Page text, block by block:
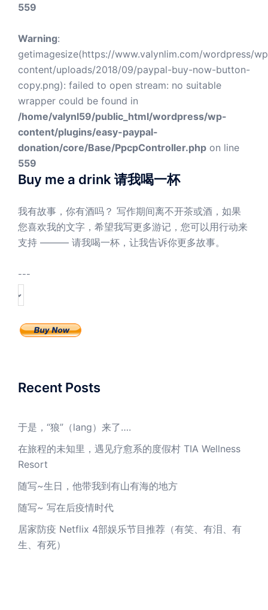
559
Warning:
getimagesize(https://www.valynlim.com/wordpress/
content/uploads/2018/09/paypal-buy-now-button-
copy.png): failed to open stream: no suitable
wrapper could be found in
/home/valynl59/public_html/wordpress/wp-
content/plugins/easy-paypal-
donation/core/Base/PpcpController.php on line
559
Buy me a drink 请我喝一杯
我有故事，你有酒吗？ 写作期间离不开茶或酒，如果
您喜欢我的文字，希望我写更多游记，您可以用行动来
支持 ——— 请我喝一杯，让我告诉你更多故事。
---
Recent Posts
于是，“狼”（lang）来了….
在旅程的未知里，遇见疗愈系的度假村 TIA Wellness
Resort
随写~生日，他带我到有山有海的地方
随写~ 写在后疫情时代
居家防疫 Netflix 4部娱乐节目推荐（有笑、有泪、有
生、有死）